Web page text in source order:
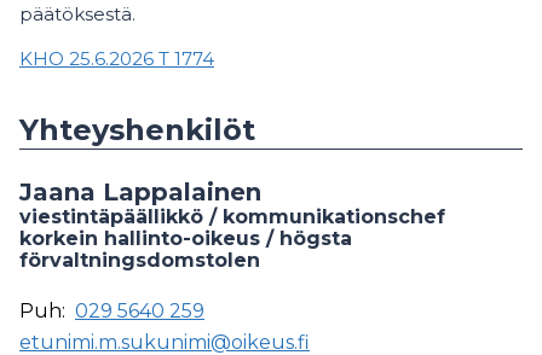
päätöksestä.
KHO 25.6.2026 T 1774
Yhteyshenkilöt
Jaana Lappalainen
viestintäpäällikkö / kommunikationschef
korkein hallinto-oikeus / högsta
förvaltningsdomstolen
Puh: 029 5640 259
etunimi.m.sukunimi@oikeus.fi